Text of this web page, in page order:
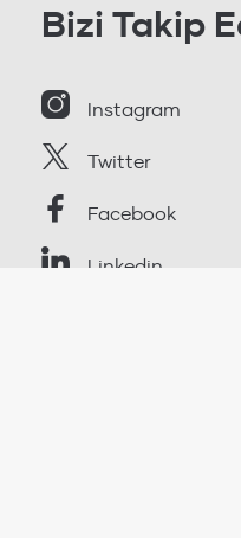
Bizi Takip
Instagram
Twitter
Facebook
Linkedin